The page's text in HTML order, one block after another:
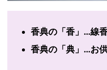
香典の「香」…線
香典の「典」…お